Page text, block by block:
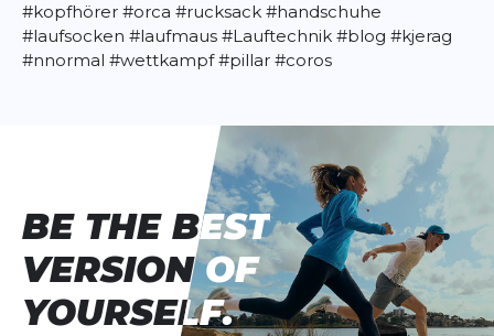
#kopfhörer #orca #rucksack #handschuhe
#laufsocken #laufmaus #Lauftechnik #blog #kjerag
#nnormal #wettkampf#pillar #coros
BE THE BEST
VERSION OF
YOURSELF.
BE THE BEST
VERSION OF
YOURSELF.